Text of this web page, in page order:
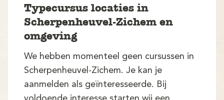
Demo
Aanmelden
Typecursus locaties in
Scherpenheuvel-Zichem en
omgeving
We hebben momenteel geen cursussen in
Scherpenheuvel-Zichem. Je kan je
aanmelden als geïnteresseerde. Bij